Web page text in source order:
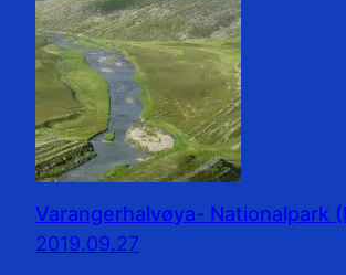
Varangerhalvøya- Nationalpark
2019.09.27